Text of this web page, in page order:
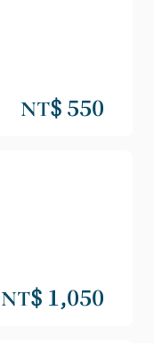
NT$ 550
NT$ 1,050